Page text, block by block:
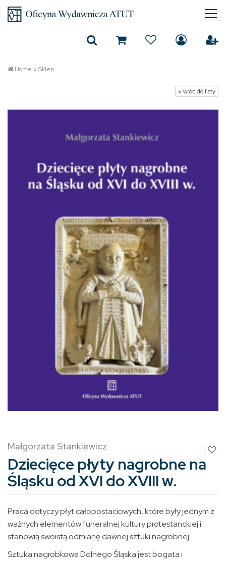
Home «Sklep
« wróć do listy
Małgorzata Stankiewicz
Dziecięce płyty nagrobne na
Śląsku od XVI do XVIII w.
Praca dotyczy płyt całopostaciowych, które były jednym z
ważnych elementów funeralnej kultury protestanckiej i
stanowią swoistą odmianę dawnej sztuki nagrobnej.
Sztuka nagrobkowa Dolnego Śląska jest bogata i